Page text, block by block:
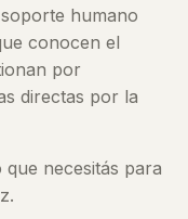
humano
conocen el
por
directas por la
que necesitás para